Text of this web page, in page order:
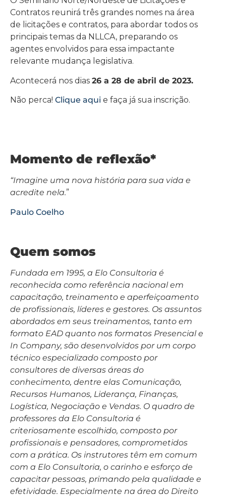
Contratos reunirá três grandes nomes na área
de licitações e contratos, para abordar todos os
principais temas da NLLCA, preparando os
agentes envolvidos para essa impactante
relevante mudança legislativa.
Acontecerá nos dias 26 a 28 de abril de 2023.
Não perca! Clique aqui e faça já sua inscrição.
Momento de reflexão*
“Imagine uma nova história para sua vida e
acredite nela.”
Paulo Coelho
Quem somos
Fundada em 1995, a Elo Consultoria é
reconhecida como referência nacional em
capacitação, treinamento e aperfeiçoamento
de profissionais, líderes e gestores. Os assuntos
abordados em seus treinamentos, tanto em
formato EAD quanto nos formatos Presencial e
In Company, são desenvolvidos por um corpo
técnico especializado composto por
consultores de diversas áreas do
conhecimento, dentre elas Comunicação,
Recursos Humanos, Liderança, Finanças,
Logística, Negociação e Vendas. O quadro de
professores da Elo Consultoria é
criteriosamente escolhido, composto por
profissionais e pensadores, comprometidos
com a prática. Os instrutores têm em comum
com a Elo Consultoria, o carinho e esforço de
capacitar pessoas, primando pela qualidade e
efetividade. Especialmente na área do Direito